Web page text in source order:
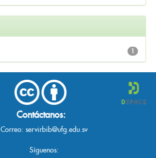
1
Contáctanos:
Correo: servirbib@ufg.edu.sv
Síguenos: